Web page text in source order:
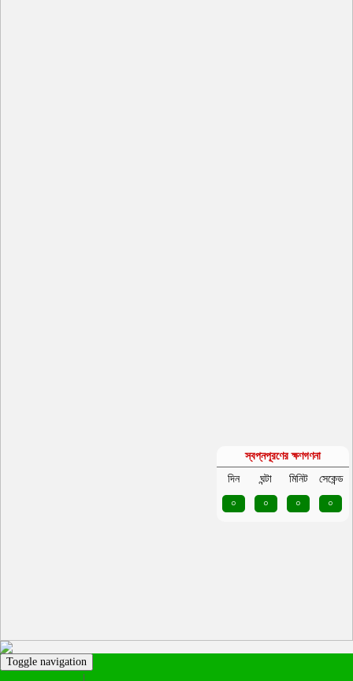
Toggle navigation
স্বপ্নপূরণের ক্ষণগণনা
দিন
ঘন্টা মিনিট
সেকেন্ড
০
০ ০ ০